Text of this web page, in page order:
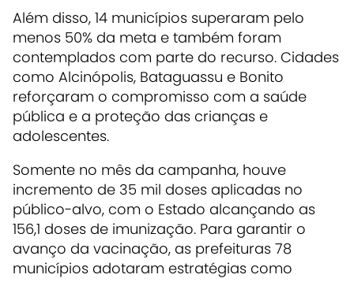
Além disso, 14 municípios superaram pelo
menos 50% da meta e também foram
contemplados com parte do recurso. Cidades
como Alcinópolis, Bataguassu e Bonito
reforçaram o compromisso com a saúde
pública e a proteção das crianças e
adolescentes.
Somente no mês da campanha, houve
incremento de 35 mil doses aplicadas no
público-alvo, com o Estado alcançando as
156,1 doses de imunização. Para garantir o
avanço da vacinação, as prefeituras 78
municípios adotaram estratégias como